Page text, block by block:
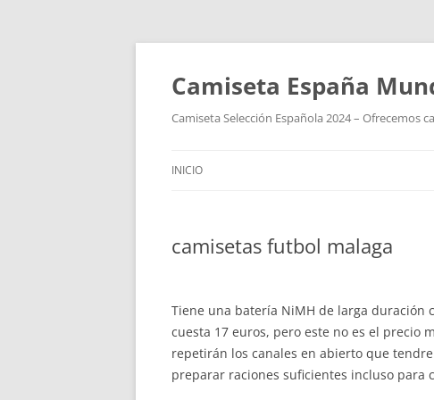
Camiseta España
Camiseta Selección Española 2024 – Ofrecemos
INICIO
camisetas futbol malaga
Tiene una batería NiMH de larga duración
cuesta 17 euros, pero este no es el precio
repetirán los canales en abierto que
preparar raciones suficientes incluso para